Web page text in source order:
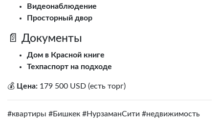
Видеонаблюдение
Просторный двор
📄 Документы
Дом в Красной книге
Техпаспорт на подходе
💰 Цена: 179 500 USD (есть торг)
#квартиры #Бишкек #НурзаманСити #недвижимость